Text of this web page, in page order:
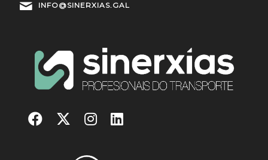
INFO@SINERXIAS.GAL